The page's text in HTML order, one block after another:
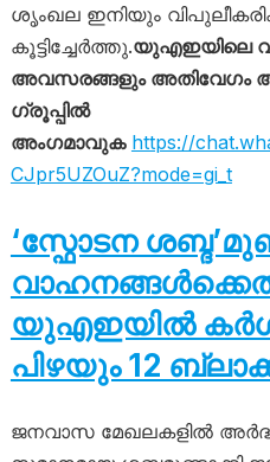
ശൃംഖല ഇനിയും
കൂട്ടിച്ചേർത്തു.യുഎഇയിലെ
അവസരങ്ങളും അതിവേഗം
ഗ്രൂപ്പിൽ
അംഗമാവുക https://
CJpr5UZOuZ?mode=gi_t
‘സ്ഫോടന
യുഎഇയിൽ
പിഴയും 12
ജനവാസ മേഖലകളിൽ